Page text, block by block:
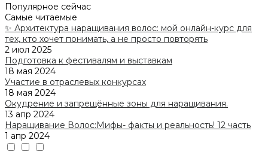
Популярное сейчас
Самые читаемые
✨ Архитектура наращивания волос: мой онлайн-курс для
тех, кто хочет понимать, а не просто повторять
2 июл 2025
Подготовка к фестивалям и выставкам
18 мая 2024
Участие в отраслевых конкурсах
18 мая 2024
Окудрение и запрещённые зоны для наращивания.
13 апр 2024
Наращивание Волос:Мифы- факты и реальность! 12 часть
1 апр 2024